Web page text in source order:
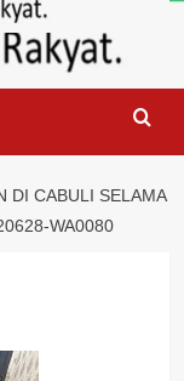
DI CABULI SELAMA
WA0080